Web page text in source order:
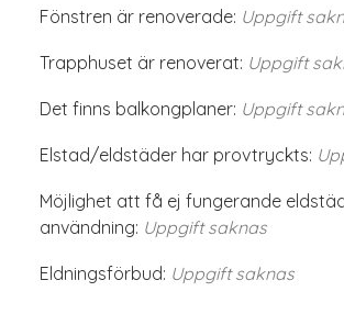
Fönstren är renoverade: Uppgift
Trapphuset är renoverat: Uppgift
Det finns balkongplaner: Uppgift
Elstad/eldstäder har provtryckts:
Möjlighet att få ej fungerande
användning: Uppgift saknas
Eldningsförbud: Uppgift saknas